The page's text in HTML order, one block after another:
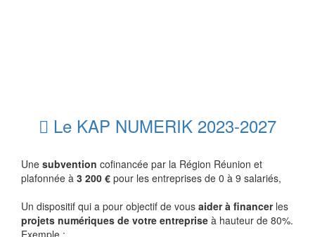
Le KAP NUMERIK 2023-2027
Une subvention cofinancée par la Région Réunion et
plafonnée à 3 200 € pour les entreprises de 0 à 9 salariés,
Un dispositif qui a pour objectif de vous aider à financerles
projets numériques de votre entreprise à hauteur de 80%.
Exemple :